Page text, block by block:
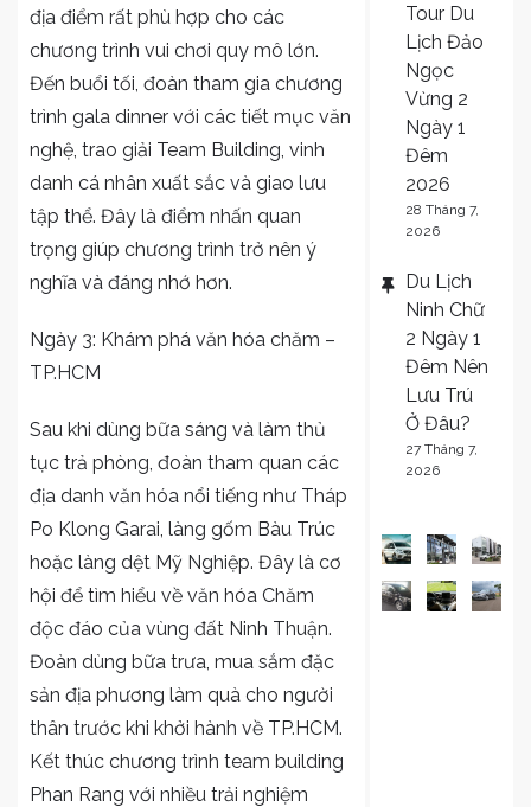
địa điểm rất phù hợp cho các
chương trình vui chơi quy mô lớn.
Đến buổi tối, đoàn tham gia chương
trình gala dinner với các tiết mục văn
nghệ, trao giải Team Building, vinh
danh cá nhân xuất sắc và giao lưu
tập thể. Đây là điểm nhấn quan
trọng giúp chương trình trở nên ý
nghĩa và đáng nhớ hơn.
Ngày 3: Khám phá văn hóa chăm –
TP.HCM
Sau khi dùng bữa sáng và làm thủ
tục trả phòng, đoàn tham quan các
địa danh văn hóa nổi tiếng như Tháp
Po Klong Garai, làng gốm Bàu Trúc
hoặc làng dệt Mỹ Nghiệp. Đây là cơ
hội để tìm hiểu về văn hóa Chăm
độc đáo của vùng đất Ninh Thuận.
Đoàn dùng bữa trưa, mua sắm đặc
sản địa phương làm quà cho người
thân trước khi khởi hành về TP.HCM.
Kết thúc chương trình team building
Phan Rang với nhiều trải nghiệm
Tour Du
Lịch Đảo
Ngọc
Vừng 2
Ngày 1
Đêm
2026
28 Tháng 7,
2026
Du Lịch
Ninh Chữ
2 Ngày 1
Đêm Nên
Lưu Trú
Ở Đâu?
27 Tháng 7,
2026